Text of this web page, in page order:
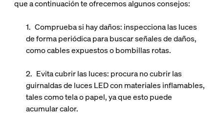
que a continuación te ofrecemos algunos consejos:
Comprueba si hay daños: inspecciona las luces
de forma periódica para buscar señales de daños,
como cables expuestos o bombillas rotas.
Evita cubrir las luces: procura no cubrir las
guirnaldas de luces LED con materiales inflamables,
tales como tela o papel, ya que esto puede
acumular calor.